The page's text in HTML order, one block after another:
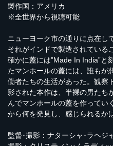
製作国：アメリカ
※全世界から視聴可能
ニューヨーク市の通りに点在し
それがインドで製造されている
確かに蓋には”Made In India”と
たマンホールの蓋には、誰もが
働者たちの生活があった。観察
影された本作は、半裸の男たち
んでマンホールの蓋を作ってい
から何を発見し、感じられるか
監督･撮影：ナターシャ･ラヘジ